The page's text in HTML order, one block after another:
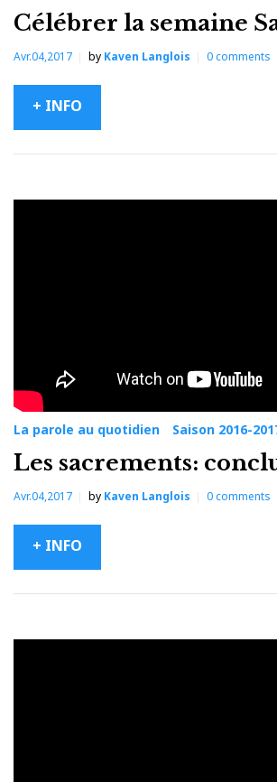
Célébrer la semaine
Avr.04,2017 by Kaven Langlois 0comments
+ INFO
La parole au quotidien Saison 2016-
Les sacrements:
Avr.04,2017 by Kaven Langlois 0comments
+ INFO